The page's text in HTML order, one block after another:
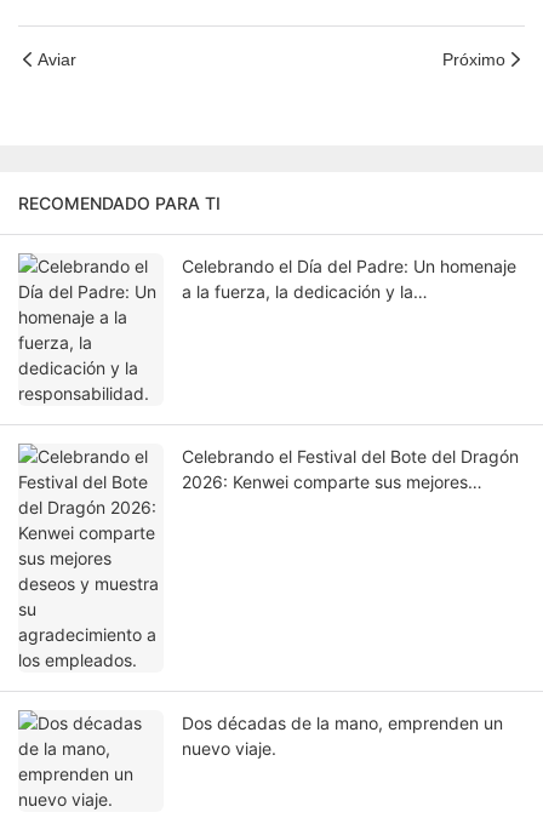
Aviar Próximo
RECOMENDADO PARA TI
Celebrando el Día del Padre: Un homenaje
a la fuerza, la dedicación y la
Celebrando el Festival del Bote del Dragón
2026: Kenwei comparte sus mejores
Dos décadas de la mano, emprenden un
nuevo viaje.